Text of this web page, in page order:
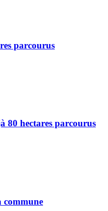
parcourus
80 hectares parcourus
commune